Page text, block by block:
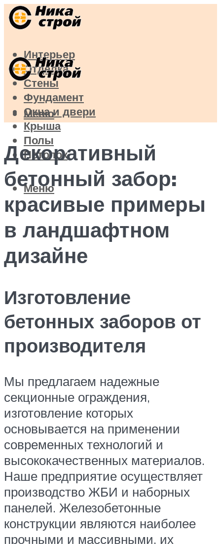
Интерьер
Отделка
Стены
Фундамент
Окна и двери
Крыша
Полы
Потолок
Меню
Меню
Декоративный
бетонный забор:
красивые примеры
в ландшафтном
дизайне
Изготовление
бетонных заборов от
производителя
Мы предлагаем надежные
секционные ограждения,
изготовление которых
основывается на применении
современных технологий и
высококачественных материалов.
Наше предприятие осуществляет
производство ЖБИ и наборных
панелей. Железобетонные
конструкции являются наиболее
прочными и массивными, их